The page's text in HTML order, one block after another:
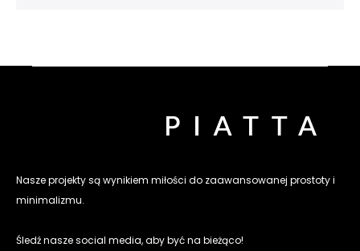
Nasze projekty są wynikiem miłości do zaawansowanej prostoty i
minimalizmu.
Śledź nasze social media, aby być na bieżąco!